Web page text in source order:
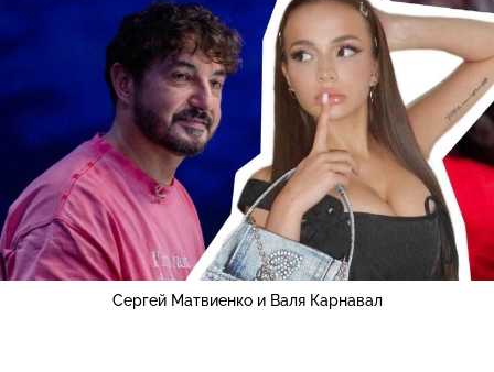
Сергей Матвиенко и Валя Карнавал